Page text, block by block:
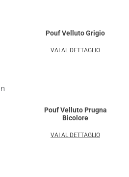
Pouf Velluto Grigio
VAI AL DETTAGLIO
Pouf Velluto Prugna
Bicolore
VAI AL DETTAGLIO